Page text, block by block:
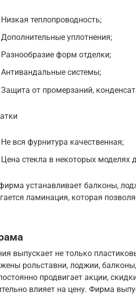
Низкая теплопроводность;
Дополнительные уплотнения;
Разнообразие форм отделки;
Антивандальные системы;
Защита от промерзаний,
Не вся фурнитура качественная;
Цена стекла в некоторых моделях
устанавливает балконы,
ламинация, которая
выпускает не только
рольставни, лоджии,
продвигает акции,
влияет на цену. Фирма